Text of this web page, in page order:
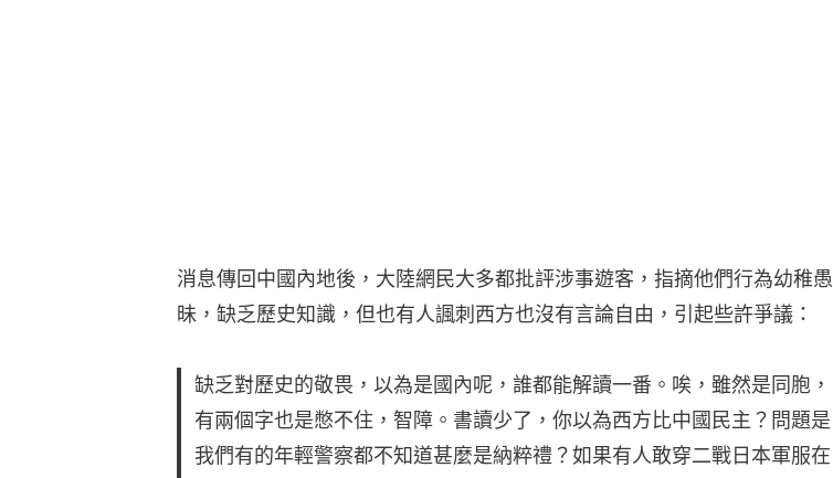
消息傳回中國內地後，大陸網民大多都批評涉事遊客，指摘他們行為幼稚愚
昧，缺乏歷史知識，但也有人諷刺西方也沒有言論自由，引起些許爭議：
缺乏對歷史的敬畏，以為是國內呢，誰都能解讀一番。唉，雖然是同胞，
有兩個字也是憋不住，智障。書讀少了，你以為西方比中國民主？問題是
我們有的年輕警察都不知道甚麼是納粹禮？如果有人敢穿二戰日本軍服在